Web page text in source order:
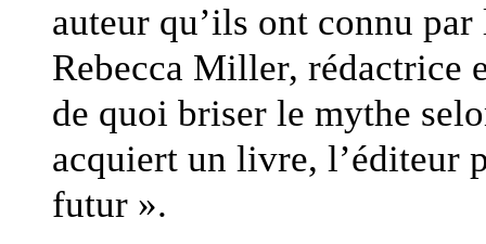
auteur qu’ils ont connu
Rebecca Miller, rédactrice
de quoi briser le mythe
acquiert un livre, l’éditeur
futur ».